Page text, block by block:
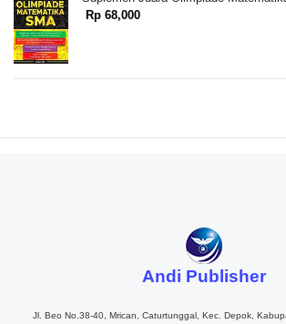
Rp 68,000
Andi Publisher
Jl. Beo No.38-40, Mrican, Caturtunggal, Kec. Depok,